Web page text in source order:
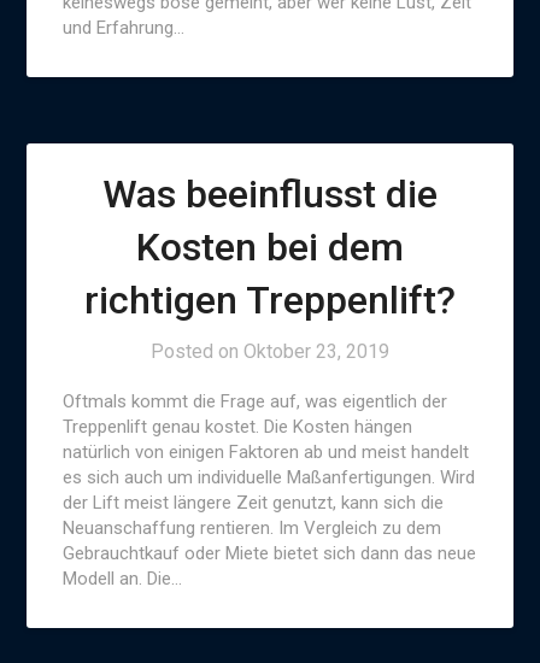
und Erfahrung…
Was beeinflusst die
Kosten bei dem
richtigen Treppenlift?
Posted on Oktober 23, 2019
Oftmals kommt die Frage auf, was eigentlich der
Treppenlift genau kostet. Die Kosten hängen
natürlich von einigen Faktoren ab und meist handelt
es sich auch um individuelle Maßanfertigungen. Wird
der Lift meist längere Zeit genutzt, kann sich die
Neuanschaffung rentieren. Im Vergleich zu dem
Gebrauchtkauf oder Miete bietet sich dann das neue
Modell an. Die…